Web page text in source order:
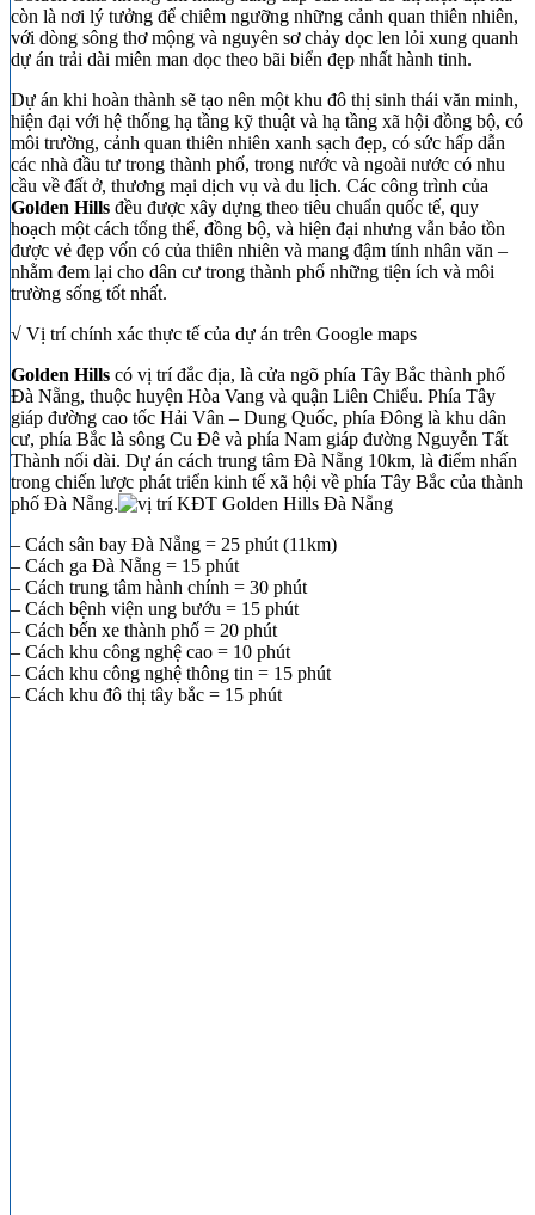
còn là nơi lý tưởng để chiêm ngưỡng những cảnh quan thiên nhiên,
với dòng sông thơ mộng và nguyên sơ chảy dọc len lỏi xung quanh
dự án trải dài miên man dọc theo bãi biển đẹp nhất hành tinh.
Dự án khi hoàn thành sẽ tạo nên một khu đô thị sinh thái văn minh,
hiện đại với hệ thống hạ tầng kỹ thuật và hạ tầng xã hội đồng bộ, có
môi trường, cảnh quan thiên nhiên xanh sạch đẹp, có sức hấp dẫn
các nhà đầu tư trong thành phố, trong nước và ngoài nước có nhu
cầu về đất ở, thương mại dịch vụ và du lịch. Các công trình của
Golden Hills đều được xây dựng theo tiêu chuẩn quốc tế, quy
hoạch một cách tổng thể, đồng bộ, và hiện đại nhưng vẫn bảo tồn
được vẻ đẹp vốn có của thiên nhiên và mang đậm tính nhân văn –
nhằm đem lại cho dân cư trong thành phố những tiện ích và môi
trường sống tốt nhất.
√ Vị trí chính xác thực tế của dự án trên Google maps
Golden Hills có vị trí đắc địa, là cửa ngõ phía Tây Bắc thành phố
Đà Nẵng, thuộc huyện Hòa Vang và quận Liên Chiểu. Phía Tây
giáp đường cao tốc Hải Vân – Dung Quốc, phía Đông là khu dân
cư, phía Bắc là sông Cu Đê và phía Nam giáp đường Nguyễn Tất
Thành nối dài. Dự án cách trung tâm Đà Nẵng 10km, là điểm nhấn
trong chiến lược phát triển kinh tế xã hội về phía Tây Bắc của thành
phố Đà Nẵng.
– Cách sân bay Đà Nẵng = 25 phút (11km)
– Cách ga Đà Nẵng = 15 phút
– Cách trung tâm hành chính = 30 phút
– Cách bệnh viện ung bướu = 15 phút
– Cách bến xe thành phố = 20 phút
– Cách khu công nghệ cao = 10 phút
– Cách khu công nghệ thông tin = 15 phút
– Cách khu đô thị tây bắc = 15 phút